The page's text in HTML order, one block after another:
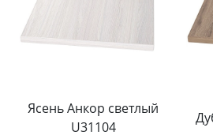
Ясень Анкор светлый
U31104